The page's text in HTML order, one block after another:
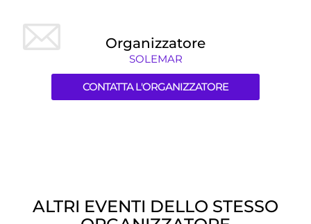
Organizzatore
SOLEMAR
CONTATTA L'ORGANIZZATORE
ALTRI EVENTI DELLO STESSO